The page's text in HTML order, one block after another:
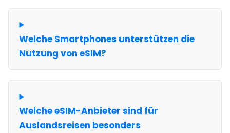
Welche Smartphones unterstützen die
Nutzung von eSIM?
Welche eSIM-Anbieter sind für
Auslandsreisen besonders